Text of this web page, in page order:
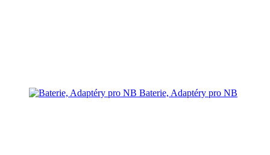
Baterie, Adaptéry pro NB